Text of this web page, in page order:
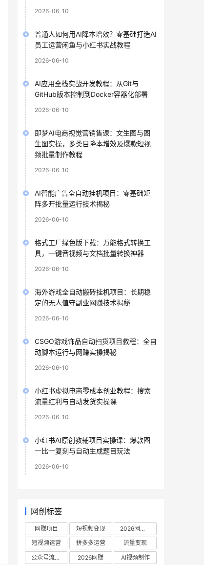
2026-06-10
普通人如何用AI降本增效？零基础打造AI
员工运营闲鱼与小红书实战教程
2026-06-10
AI应用全栈实战开发教程：从Git与
GitHub版本控制到Docker容器化部署
2026-06-10
即梦AI电商视觉营销售课：文生图与图
生图实操，多类目降本增效及爆款短视
频批量制作教程
2026-06-10
AI智能广告全自动挂机项目：零基础矩
阵多开批量运行技术揭秘
2026-06-10
格式工厂绿色版下载：万能格式转换工
具，一键音视频与文档批量转换神器
2026-06-10
海外游戏全自动搬砖挂机项目：长期稳
定的无人值守副业网赚技术揭秘
2026-06-10
CSGO游戏饰品自动扫货项目教程：全自
动脚本运行与网赚实操揭秘
2026-06-10
小红书虚拟电商零成本创业教程：搜索
流量红利与自动发货实操课
2026-06-10
小红书AI原创教辅项目实操课：爆款图
一比一复刻与自动生成题目玩法
2026-06-10
网创标签
网赚项目 短视频变现
2026网赚项目
短视频运营
拼多多运营
流量变现
公众号流量主
2026网赚
AI视频制作